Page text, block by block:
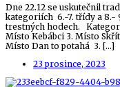
Dne 22.12 se uskutečnil
kategoriích 6.-7. třídy a 8.-
trestných hodech.
Místo Kebábci 3. Místo
Místo Dan to potahá 3. […]
23 prosince, 2023